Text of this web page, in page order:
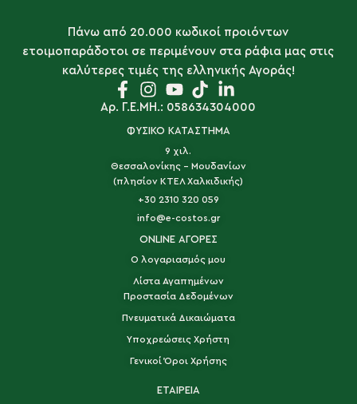
Πάνω από 20.000 κωδικοί προιόντων
ετοιμοπαράδοτοι σε περιμένουν στα ράφια μας στις
καλύτερες τιμές της ελληνικής Αγοράς!
Αρ. Γ.Ε.ΜΗ.: 058634304000
ΦΥΣΙΚΟ ΚΑΤΑΣΤΗΜΑ
9 χιλ.
Θεσσαλονίκης - Μουδανίων
(πλησίον ΚΤΕΛ Χαλκιδικής)
+30 2310 320 059
info@e-costos.gr
ONLINE ΑΓΟΡΕΣ
Ο λογαριασμός μου
Λίστα Αγαπημένων
Προστασία Δεδομένων
Πνευματικά Δικαιώματα
Υποχρεώσεις Χρήστη
Γενικοί Όροι Χρήσης
ΕΤΑΙΡΕΙΑ